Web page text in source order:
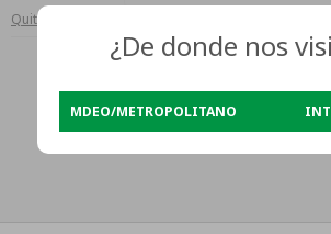
Quitar filtros
¿De donde nos
MDEO/METROPOLITANO